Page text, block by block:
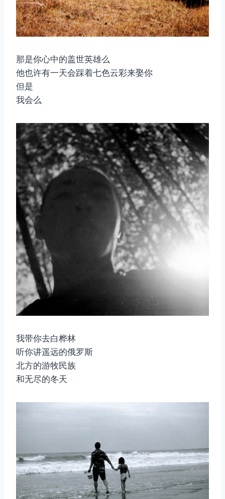
那是你心中的盖世英雄么
他也许有一天会踩着七色云彩来娶你
但是
我会么
我带你去白桦林
听你讲遥远的俄罗斯
北方的游牧民族
和无尽的冬天